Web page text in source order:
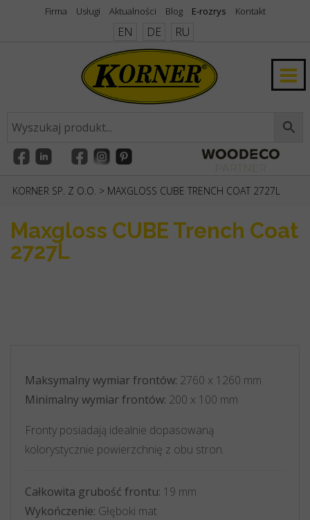
Firma Usługi Aktualności Blog E-rozrys Kontakt
EN DE RU
KORNER SP. Z O.O. > MAXGLOSS CUBE TRENCH COAT 2727L
Maxgloss CUBE Trench Coat
2727L
Maksymalny wymiar frontów: 2760 x 1260 mm
Minimalny wymiar frontów: 200 x 100 mm
Fronty posiadają idealnie dopasowaną
kolorystycznie powierzchnię z obu stron.
Całkowita grubość frontu: 19 mm
Wykończenie: Głęboki mat